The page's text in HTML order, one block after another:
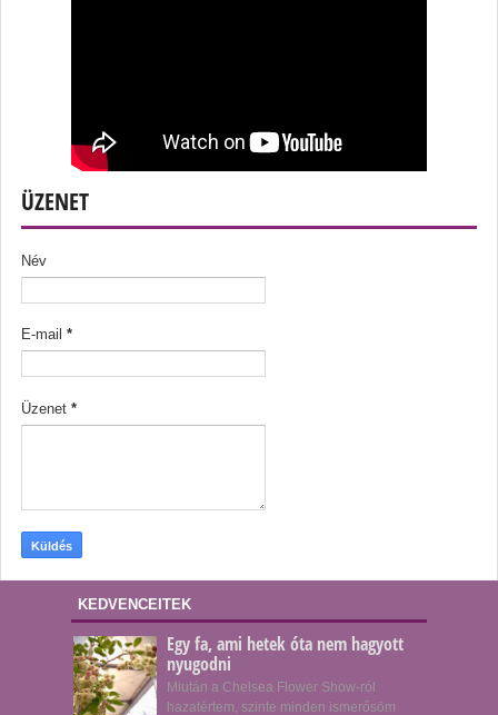
ÜZENET
Név
E-mail *
Üzenet *
KEDVENCEITEK
Egy fa, ami hetek óta nem hagyott
nyugodni
Miután a Chelsea Flower Show-ról
hazatértem, szinte minden ismerősöm